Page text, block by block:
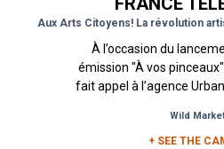
À l’occasion du
émission "À vos
fait appel à l’agence
Wild
+ SEE THE